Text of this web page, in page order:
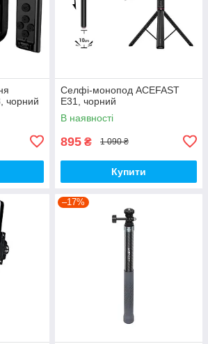
чорний
Селфі-монопод ACEFAST
E31, чорний
В наявності
895 ₴ 1 090 ₴
Купити
–17%